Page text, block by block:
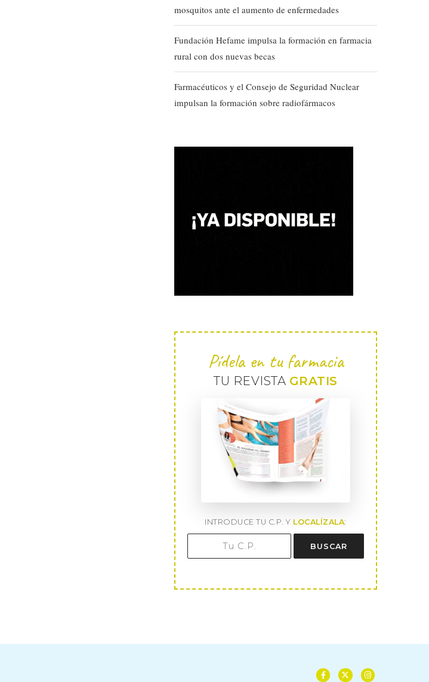
mosquitos ante el aumento de enfermedades
Fundación Hefame impulsa la formación en farmacia
rural con dos nuevas becas
Farmacéuticos y el Consejo de Seguridad Nuclear
impulsan la formación sobre radiofármacos
Pídela en tu farmacia
TU REVISTA GRATIS
INTRODUCE TU C.P. Y LOCALÍZALA:
BUSCAR